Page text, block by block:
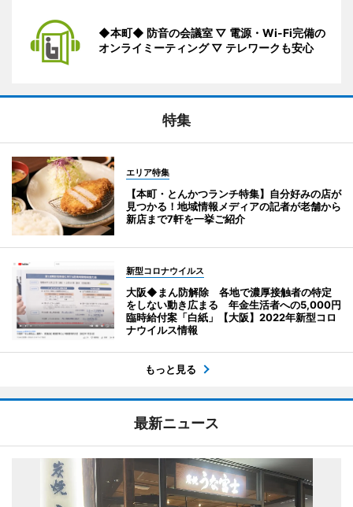
◆本町◆ 防音の会議室 ▽ 電源・Wi-Fi完備の
オンライミーティング ▽ テレワークも安心
特集
エリア特集
【本町・とんかつランチ特集】自分好みの店が
見つかる！地域情報メディアの記者が老舗から
新店まで7軒を一挙ご紹介
新型コロナウイルス
大阪◆まん防解除 各地で濃厚接触者の特定
をしない動き広まる 年金生活者への5,000円
臨時給付案「白紙」【大阪】2022年新型コロ
ナウイルス情報
もっと見る
最新ニュース